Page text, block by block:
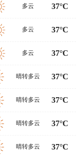
多云 37°C
多云 37°C
多云 37°C
晴转多云 37°C
晴转多云 37°C
晴转多云 37°C
晴转多云 37°C